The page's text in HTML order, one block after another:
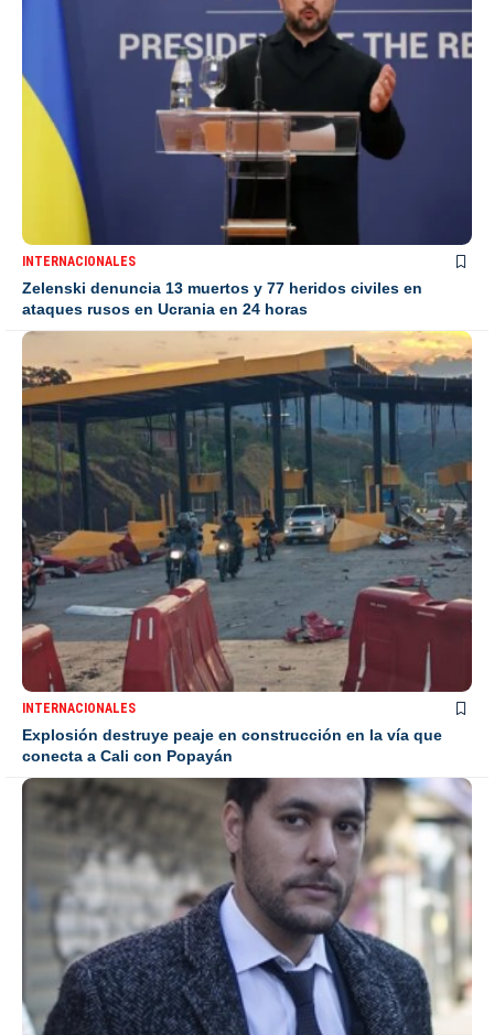
INTERNACIONALES
Zelenski denuncia 13 muertos y 77 heridos civiles en
ataques rusos en Ucrania en 24 horas
INTERNACIONALES
Explosión destruye peaje en construcción en la vía que
conecta a Cali con Popayán